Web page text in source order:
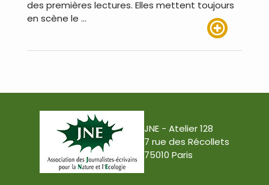
des premières lectures. Elles mettent toujours
en scène le …
JNE - Atelier 128
7 rue des Récollets
75010 Paris